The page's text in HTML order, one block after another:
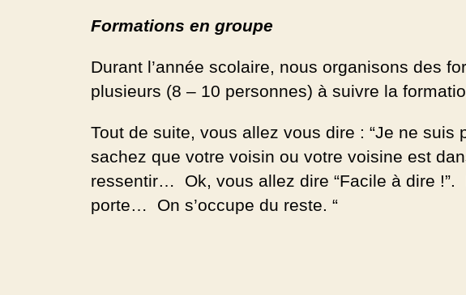
Formations en groupe
Durant l’année scolaire, nous organisons des
plusieurs (8 – 10 personnes) à suivre la
Tout de suite, vous allez vous dire : “Je ne
sachez que votre voisin ou votre voisine est
ressentir… Ok, vous allez dire “Facile à dire !”.
porte… On s’occupe du reste. “